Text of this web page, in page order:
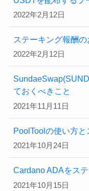
2022年2月12日
ステーキング報酬
2022年2月12日
ておくべきこと
2021年11月11日
PoolToolの使い方
2021年10月24日
Cardano ADAをス
2021年10月15日